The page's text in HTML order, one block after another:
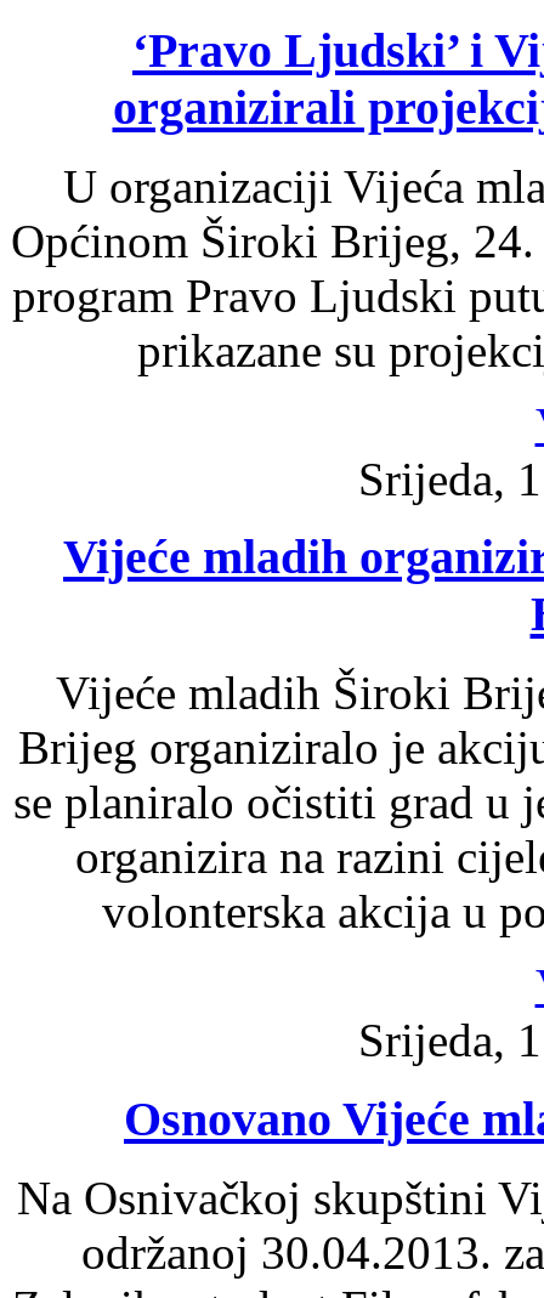
‘Pravo Ljudski’ i
organizirali
U organizaciji Vijeća
Općinom Široki Brijeg,
program Pravo Ljudski
prikazane su
Srijeda,
Vijeće mladih
Vijeće mladih Široki
Brijeg organiziralo je
se planiralo očistiti grad u
organizira na razini
volonterska akcija u
Srijeda,
Osnovano Vijeće
Na Osnivačkoj skupštini
održanoj 30.04.2013.